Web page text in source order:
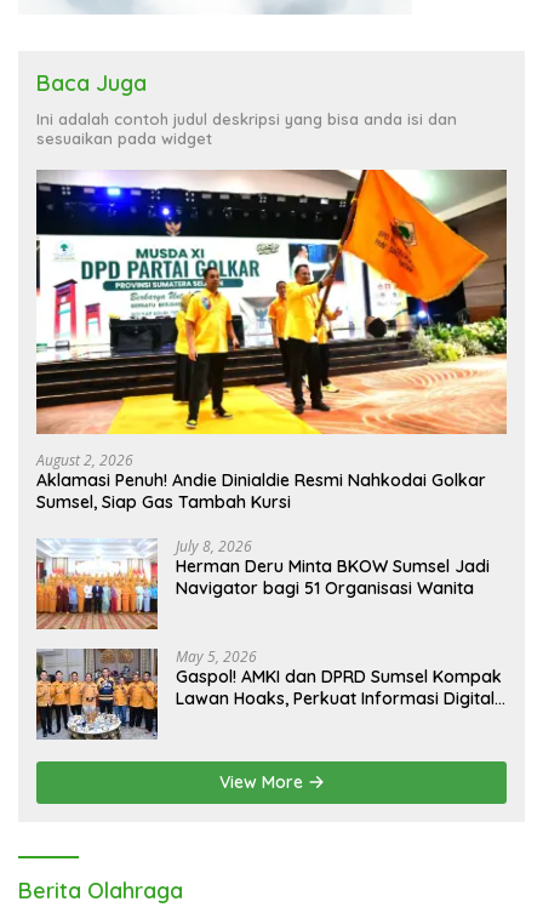
Baca Juga
Ini adalah contoh judul deskripsi yang bisa anda isi dan
sesuaikan pada widget
August 2, 2026
Aklamasi Penuh! Andie Dinialdie Resmi Nahkodai Golkar
Sumsel, Siap Gas Tambah Kursi
July 8, 2026
Herman Deru Minta BKOW Sumsel Jadi
Navigator bagi 51 Organisasi Wanita
May 5, 2026
Gaspol! AMKI dan DPRD Sumsel Kompak
Lawan Hoaks, Perkuat Informasi Digital
View More
Berita Olahraga